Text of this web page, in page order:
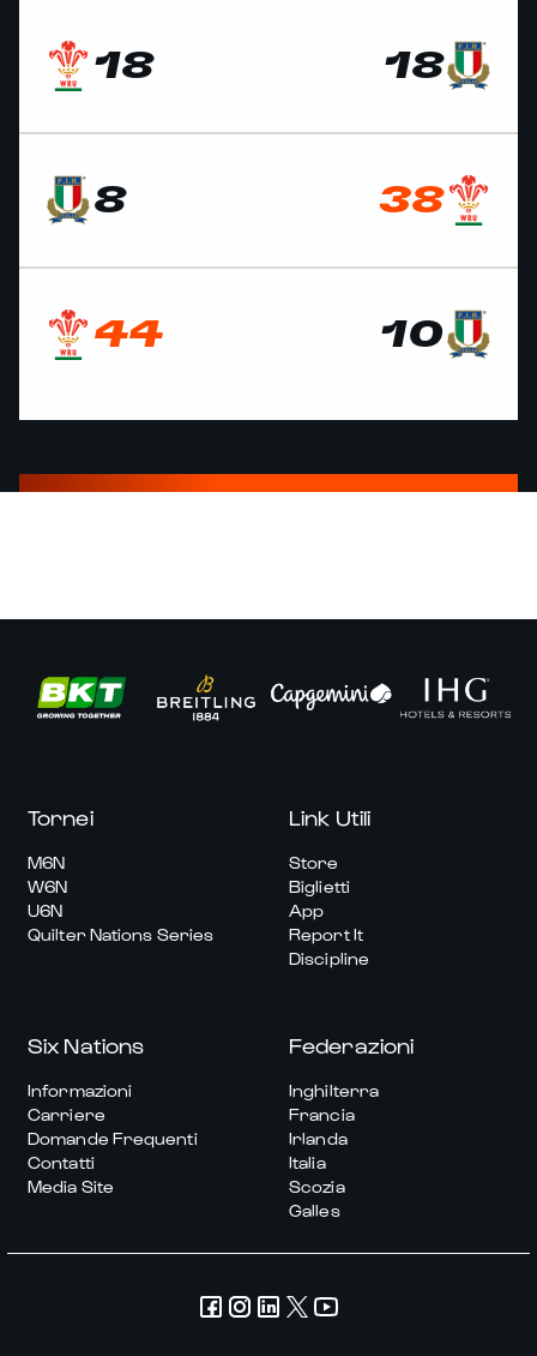
18 18
8 38
44 10
Tornei
M6N
W6N
U6N
Quilter Nations Series
Link Utili
Store
Biglietti
App
Report It
Discipline
Six Nations
Informazioni
Carriere
Domande Frequenti
Contatti
Media Site
Federazioni
Inghilterra
Francia
Irlanda
Italia
Scozia
Galles